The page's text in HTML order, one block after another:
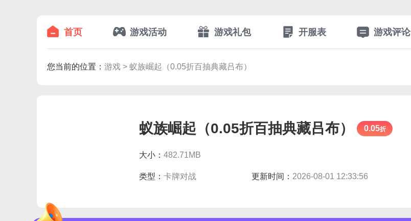
首页 游戏活动 游戏礼包 开服表 游戏评论
您当前的位置： 游戏 > 蚁族崛起（0.05折百抽典藏吕布）
蚁族崛起（0.05折百抽典藏吕布） 0.05折
大小： 482.71MB
类型： 卡牌对战 更新时间： 2026-08-01 12:33:56